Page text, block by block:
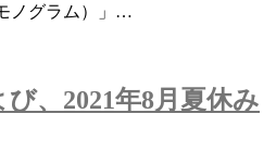
ノグラム）」…
、2021年8月夏休み